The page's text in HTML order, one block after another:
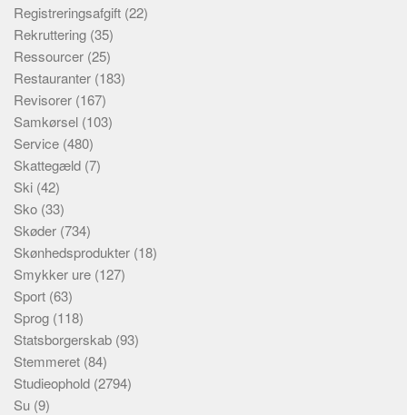
Registreringsafgift (22)
Rekruttering (35)
Ressourcer (25)
Restauranter (183)
Revisorer (167)
Samkørsel (103)
Service (480)
Skattegæld (7)
Ski (42)
Sko (33)
Skøder (734)
Skønhedsprodukter (18)
Smykker ure (127)
Sport (63)
Sprog (118)
Statsborgerskab (93)
Stemmeret (84)
Studieophold (2794)
Su (9)